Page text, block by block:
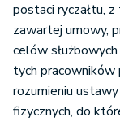
postaci ryczałtu,
zawartej umowy,
celów
tych
rozumieniu
fizycznych, do